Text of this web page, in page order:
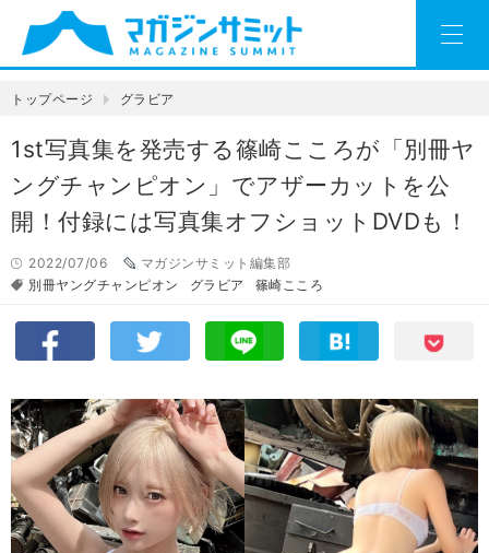
トップページ グラビア
1st写真集を発売する篠崎こころが「別冊ヤ
ングチャンピオン」でアザーカットを公
開！付録には写真集オフショットDVDも！
2022/07/06
マガジンサミット編集部
別冊ヤングチャンピオン
グラビア 篠崎こころ